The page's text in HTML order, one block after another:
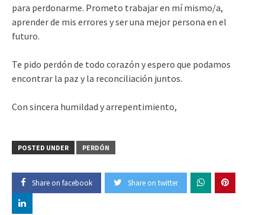
para perdonarme. Prometo trabajar en mí mismo/a,
aprender de mis errores y ser una mejor persona en el
futuro.
Te pido perdón de todo corazón y espero que podamos
encontrar la paz y la reconciliación juntos.
Con sincera humildad y arrepentimiento,
POSTED UNDER PERDÓN
Share on facebook Share on twitter